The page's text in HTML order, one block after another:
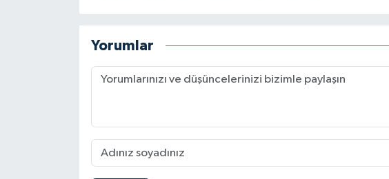
Yorumlar
Kırklareli Müftülüğü